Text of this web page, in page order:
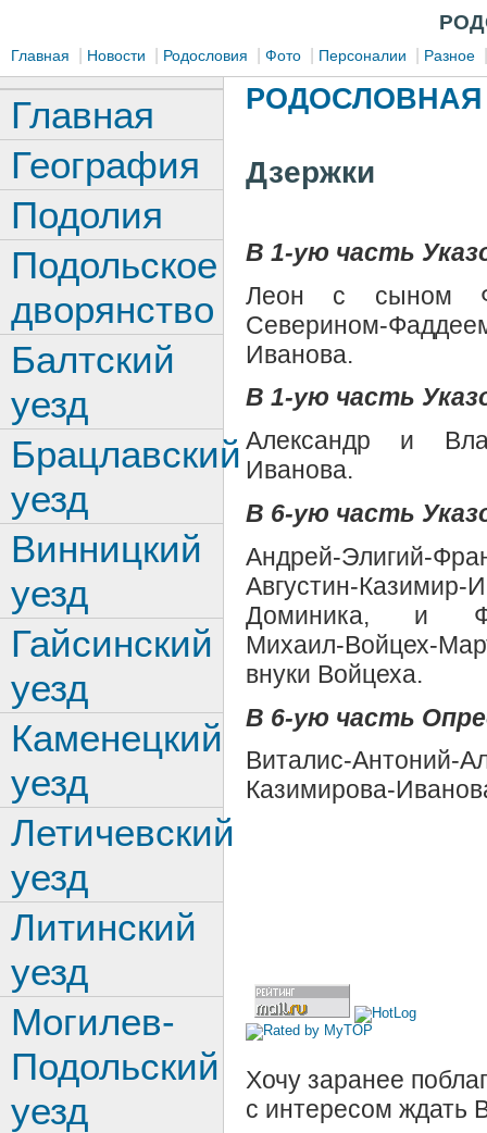
Главная Новости Родословия Фото Персоналии Разное
РОДОСЛОВНАЯ
Дзержки
В 1-ую часть
Леон с сыном
Северином-
Иванова.
В 1-ую часть
Александр и
Иванова.
В 6-ую часть
Андрей-Элигий-
Августин-
Доминика, и
Михаил-Войцех-
внуки Войцеха.
В 6-ую часть
Виталис-
Казимирова-
Хочу заранее
с интересом ждать
Главная
География
Подолия
Подольское
дворянство
Балтский
уезд
Брацлавский
уезд
Винницкий
уезд
Гайсинский
уезд
Каменецкий
уезд
Летичевский
уезд
Литинский
уезд
Могилев-
Подольский
уезд